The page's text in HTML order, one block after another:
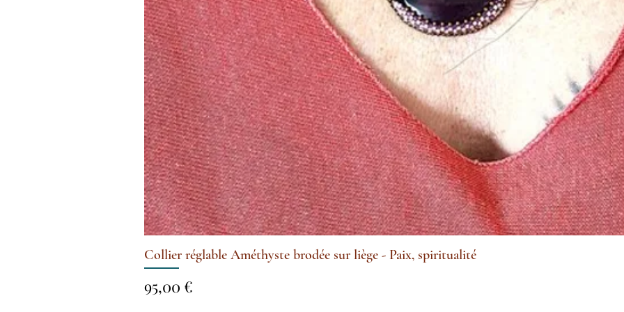
Aperçu rapide
Collier réglable Améthyste brodée sur liège - Paix, spiritualité
Prix
95,00 €